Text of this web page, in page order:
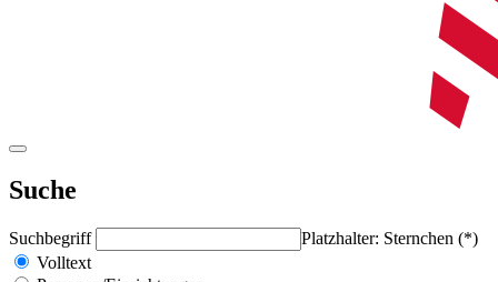
Suche
Suchbegriff
Platzhalter: Sternchen (*)
Volltext